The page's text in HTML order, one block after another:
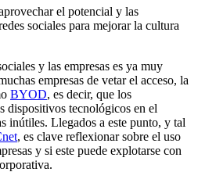
el potencial y las
sociales para mejorar la cultura
y las empresas es ya muy
empresas de vetar el acceso, la
BYOD, es decir, que los
dispositivos tecnológicos en el
inútiles. Llegados a este punto, y tal
, es clave reflexionar sobre el uso
y si este puede explotarse con